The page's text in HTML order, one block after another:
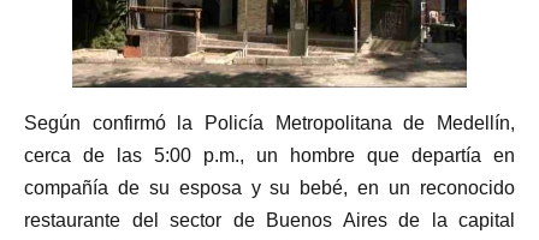
Según confirmó la Policía Metropolitana de Medellín,
cerca de las 5:00 p.m., un hombre que departía en
compañía de su esposa y su bebé, en un reconocido
restaurante del sector de Buenos Aires de la capital